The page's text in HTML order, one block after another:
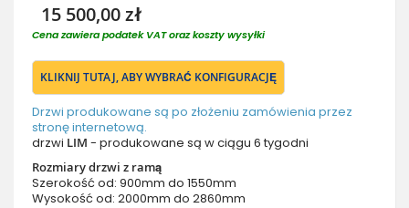
15 500,00 zł
Cena zawiera podatek VAT oraz koszty wysyłki
KLIKNIJ TUTAJ, ABY WYBRAĆ KONFIGURACJĘ
Drzwi produkowane są po złożeniu zamówienia przez
stronę internetową.
drzwi LIM - produkowane są w ciągu 6 tygodni
Rozmiary drzwi z ramą
Szerokość od: 900mm do 1550mm
Wysokość od: 2000mm do 2860mm